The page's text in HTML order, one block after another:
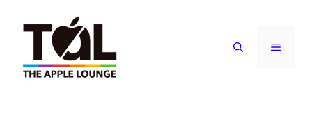
contenuto
MENU